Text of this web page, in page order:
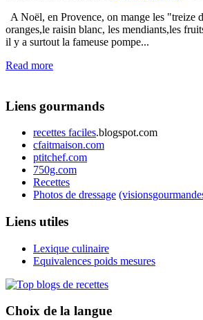
A Noël, en Provence, on mange les "treize
oranges,le raisin blanc, les mendiants,les
il y a surtout la fameuse pompe...
Read more
Liens gourmands
recettes faciles.blogspot.com
cfaitmaison.com
ptitchef.com
750g.com
Recettes
Photos de dressage
Liens utiles
Lexique culinaire
Equivalences poids mesures
Choix de la langue